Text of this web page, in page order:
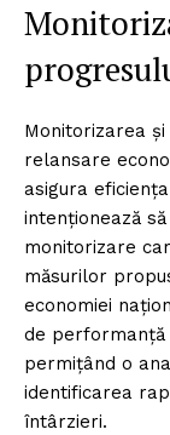
Monitorizarea
relansare
asigura
intenționează
monitorizare
măsurilor
economiei
de performanță
permițând o
identificarea
întârzieri.